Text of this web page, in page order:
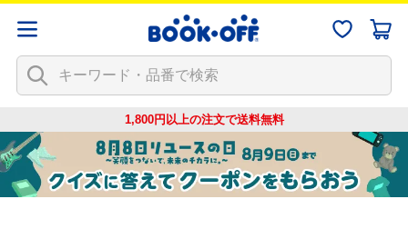
1,800円以上の注文で送料無料